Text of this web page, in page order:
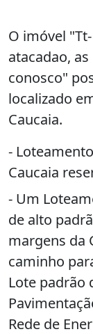
O imóvel
atacadao,
conosco"
localizado
Caucaia.
-
Caucaia
- Um
de alto
margens da
caminho
Lote padrão
Rede de